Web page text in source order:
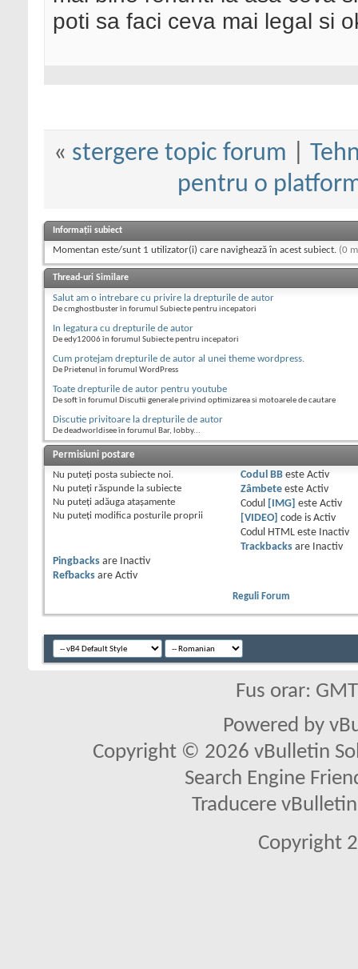
poti sa faci ceva mai legal si
« stergere topic forum
pentru o
Informații subiect
Momentan este/sunt 1 utilizator(i) care navighează în acest subiect. (0
Thread-uri Similare
Salut am o intrebare cu privire la drepturile de autor
De cmghostbuster în forumul Subiecte pentru incepatori
In legatura cu drepturile de autor
De edy12006 în forumul Subiecte pentru incepatori
Cum protejam drepturile de autor al unei theme wordpress.
De Prietenul în forumul WordPress
Toate drepturile de autor pentru youtube
De soft în forumul Discutii generale privind optimizarea si motoarele de cautare
Discutie privitoare la drepturile de autor
De deadworldisee în forumul Bar, lobby...
Permisiuni postare
Nu puteţi posta subiecte noi.
Nu puteţi răspunde la subiecte
Nu puteţi adăuga ataşamente
Nu puteţi modifica posturile proprii
Codul BBeste Activ
Zâmbeteeste Activ
Codul
[IMG] este Activ
[VIDEO]
code is Activ
Codul HTML este
Inactiv
Trackbacksare
Inactiv
Pingbacks are
Inactiv
Refbacks are Activ
Reguli Forum
Fus orar:
Powered by
Copyright © 2026 vBulletin
Search Engine
Traducere
Copyright